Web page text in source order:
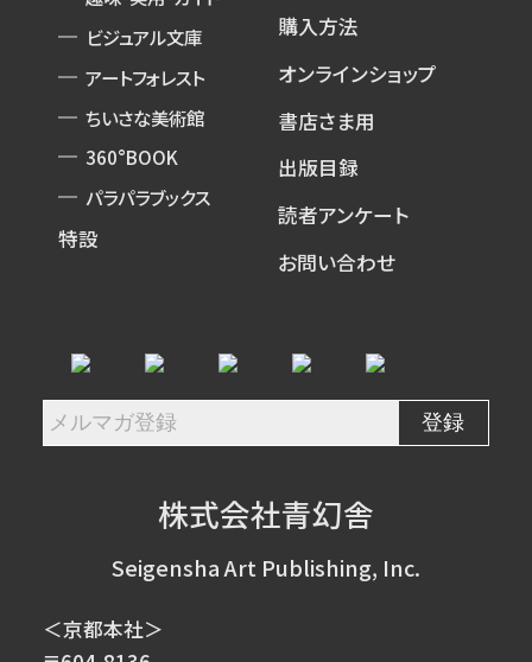
ビジュアル文庫
アートフォレスト
ちいさな美術館
360°BOOK
パラパラブックス
特設
購入方法
オンラインショップ
書店さま用
出版目録
読者アンケート
お問い合わせ
株式会社青幻舎
Seigensha Art Publishing, Inc.
＜京都本社＞